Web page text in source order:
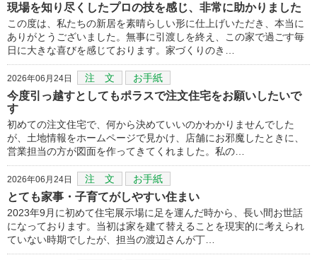
現場を知り尽くしたプロの技を感じ、非常に助かりました
この度は、私たちの新居を素晴らしい形に仕上げいただき、本当に
ありがとうございました。無事に引渡しを終え、この家で過ごす毎
日に大きな喜びを感じております。家づくりのき…
2026年06月24日 注 文 お手紙
今度引っ越すとしてもポラスで注文住宅をお願いしたいで
す
初めての注文住宅で、何から決めていいのかわかりませんでした
が、土地情報をホームページで見かけ、店舗にお邪魔したときに、
営業担当の方が図面を作ってきてくれました。私の…
2026年06月24日 注 文 お手紙
とても家事・子育てがしやすい住まい
2023年9月に初めて住宅展示場に足を運んだ時から、長い間お世話
になっております。当初は家を建て替えることを現実的に考えられ
ていない時期でしたが、担当の渡辺さんが丁…